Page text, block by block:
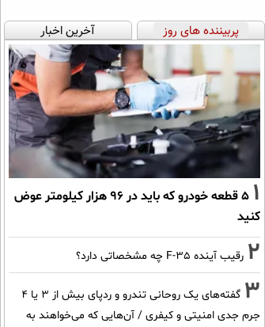
پربیننده های روز آخرین اخبار
1
۵ قطعه خودرو که باید در ۹۶ هزار کیلومتر عوض
کنید
2 رقیب آینده F-35 چه مشخصاتی دارد؟
3
گفته‌های یک روحانی تندرو و ردپای بیش از ۳ یا ۴
جرم جدی امنیتی و کیفری / آن‌هایی که می‌خواهند به